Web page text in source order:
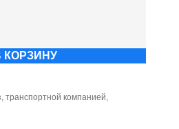
КОРЗИНУ
транспортной компанией,